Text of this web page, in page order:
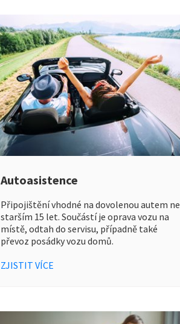
Autoasistence
Připojištění vhodné na dovolenou autem ne
starším 15 let. Součástí je oprava vozu na
místě, odtah do servisu, případně také
převoz posádky vozu domů.
ZJISTIT VÍCE